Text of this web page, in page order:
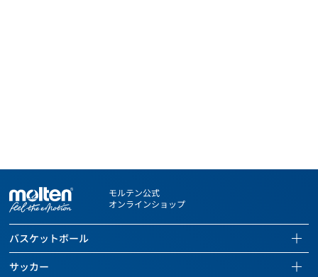
モルテン公式
オンラインショップ
バスケットボール
バスケットボールページを見る
サッカー